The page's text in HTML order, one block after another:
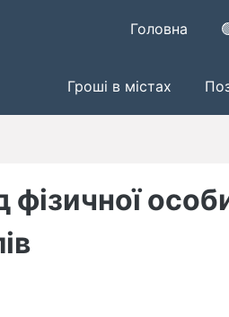
Головна
Гроші в містах
фізичної